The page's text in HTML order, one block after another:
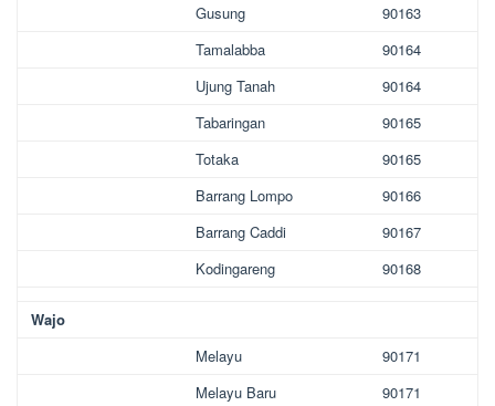
Gusung
90163
Tamalabba
90164
Ujung Tanah
90164
Tabaringan
90165
Totaka
90165
Barrang Lompo
90166
Barrang Caddi
90167
Kodingareng
90168
Wajo
Melayu
90171
Melayu Baru
90171